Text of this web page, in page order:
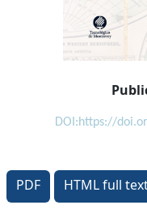
DOI:https://
PDF HTML full